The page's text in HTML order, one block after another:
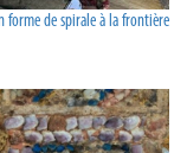
forme de spirale à la frontière